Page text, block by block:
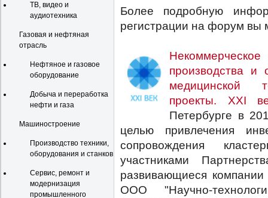
ТВ, видео и
аудиотехника
Газовая и нефтяная
отрасль
Нефтяное и газовое
оборудование
Добыча и переработка
нефти и газа
Машиностроение
Производство техники,
оборудования и станков
Сервис, ремонт и
модернизация
промышленного
Более подробную
регистрации на форум вы
производства и
медицинской
проекты. XXI
Петербурге в
целью привлечения
сопровождения
участниками
развивающиеся
ООО "Научно-